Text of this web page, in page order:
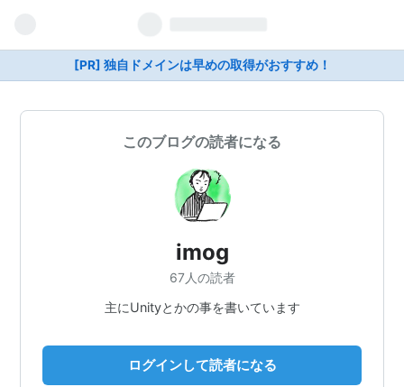
[PR] 独自ドメインは早めの取得がおすすめ！
このブログの読者になる
imog
67人の読者
主にUnityとかの事を書いています
ログインして読者になる